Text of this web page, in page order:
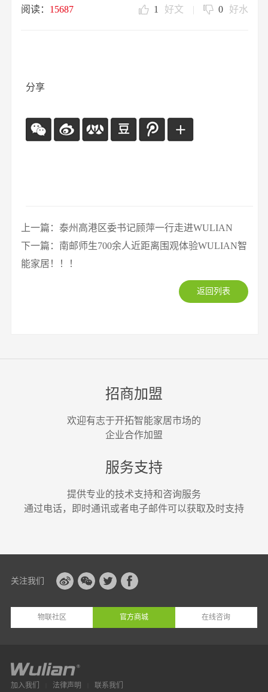
阅读： 15687 1 好文 | 0 好水
分享
上一篇：泰州高港区委书记顾萍一行走进WULIAN
下一篇：南邮师生700余人近距离围观体验WULIAN智
能家居！！！
返回列表
招商加盟
欢迎有志于开拓智能家居市场的
企业合作加盟
服务支持
提供专业的技术支持和咨询服务
通过电话，即时通讯或者电子邮件可以获取及时支持
关注我们
物联社区 官方商城 在线咨询
加入我们 法律声明 联系我们